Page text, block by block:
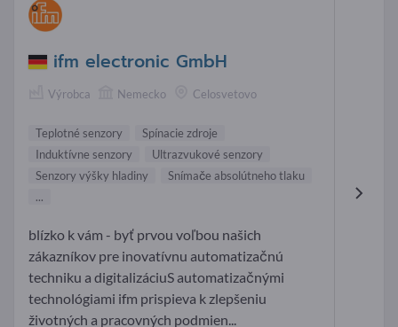
ifm electronic GmbH
Výrobca Nemecko Celosvetovo
Teplotné senzory
Spínacie zdroje
Induktívne senzory
Ultrazvukové senzory
Senzory výšky hladiny
Snímače absolútneho tlaku
...
blízko k vám - byť prvou voľbou našich
zákazníkov pre inovatívnu automatizačnú
techniku a digitalizáciuS automatizačnými
technológiami ifm prispieva k zlepšeniu
životných a pracovných podmien...